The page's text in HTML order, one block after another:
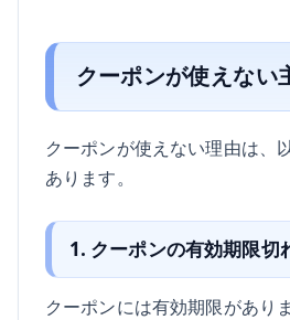
クーポンが使えない
クーポンが使えない理由は、
あります。
1. クーポンの有効期限切
クーポンには有効期限があり